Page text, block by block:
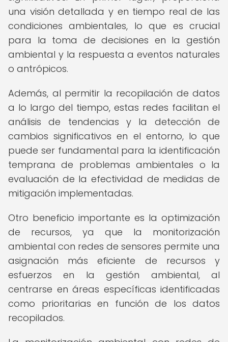
una visión detallada y en tiempo real de las
condiciones ambientales, lo que es crucial
para la toma de decisiones en la gestión
ambiental y la respuesta a eventos naturales
o antrópicos.
Además, al permitir la recopilación de datos
a lo largo del tiempo, estas redes facilitan el
análisis de tendencias y la detección de
cambios significativos en el entorno, lo que
puede ser fundamental para la identificación
temprana de problemas ambientales o la
evaluación de la efectividad de medidas de
mitigación implementadas.
Otro beneficio importante es la optimización
de recursos, ya que la monitorización
ambiental con redes de sensores permite una
asignación más eficiente de recursos y
esfuerzos en la gestión ambiental, al
centrarse en áreas específicas identificadas
como prioritarias en función de los datos
recopilados.